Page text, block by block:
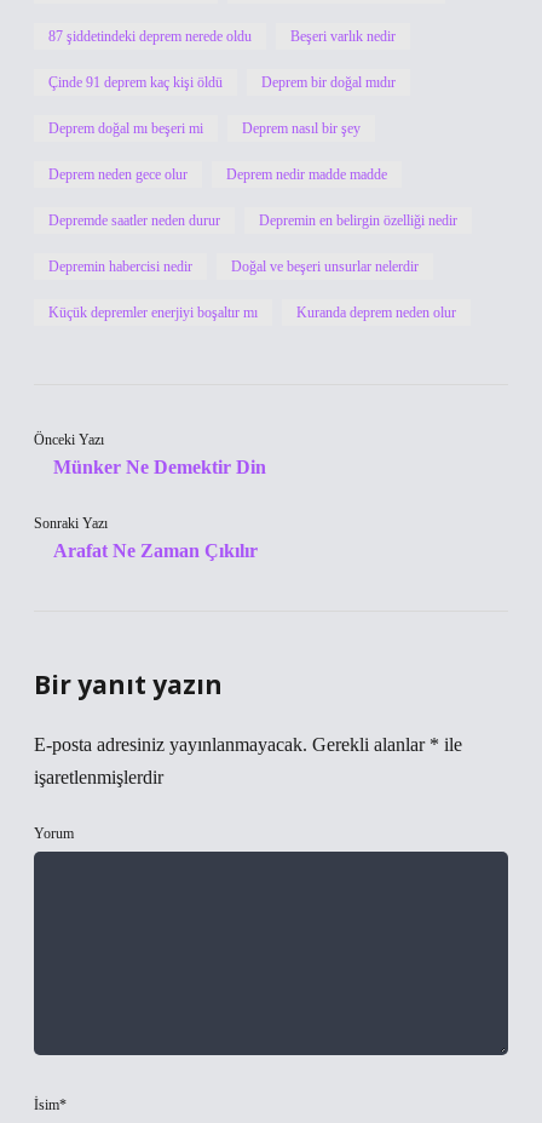
87 şiddetindeki deprem nerede oldu Beşeri varlık nedir
Çinde 91 deprem kaç kişi öldü Deprem bir doğal mıdır
Deprem doğal mı beşeri mi Deprem nasıl bir şey
Deprem neden gece olur Deprem nedir madde madde
Depremde saatler neden durur Depremin en belirgin özelliği nedir
Depremin habercisi nedir Doğal ve beşeri unsurlar nelerdir
Küçük depremler enerjiyi boşaltır mı Kuranda deprem neden olur
Önceki Yazı
Münker Ne Demektir Din
Sonraki Yazı
Arafat Ne Zaman Çıkılır
Bir yanıt yazın
E-posta adresiniz yayınlanmayacak. Gerekli alanlar * ile
işaretlenmişlerdir
Yorum
İsim*